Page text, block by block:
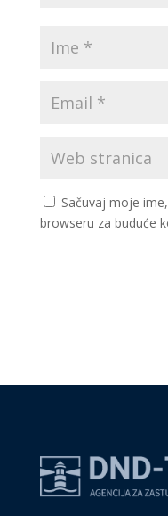
Sačuvaj moje
browseru za buduće